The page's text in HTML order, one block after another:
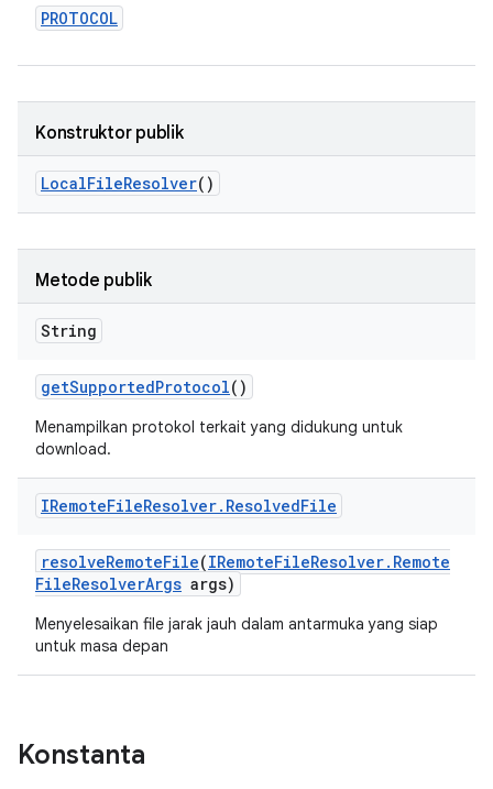
PROTOCOL
Konstruktor publik
LocalFileResolver()
Metode publik
String
getSupportedProtocol()
Menampilkan protokol terkait yang didukung untuk
download.
IRemoteFileResolver. ResolvedFile
resolveRemoteFile(IRemoteFileResolver. Remote
FileResolverArgs args)
Menyelesaikan file jarak jauh dalam antarmuka yang siap
untuk masa depan
Konstanta